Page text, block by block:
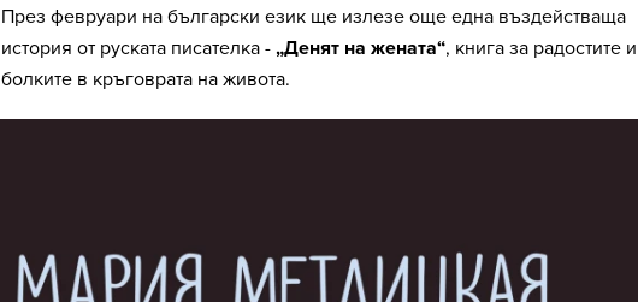
През февруари на български език ще излезе още една въздействаща
история от руската писателка - „Денят на жената“, книга за радостите и
болките в кръговрата на живота.